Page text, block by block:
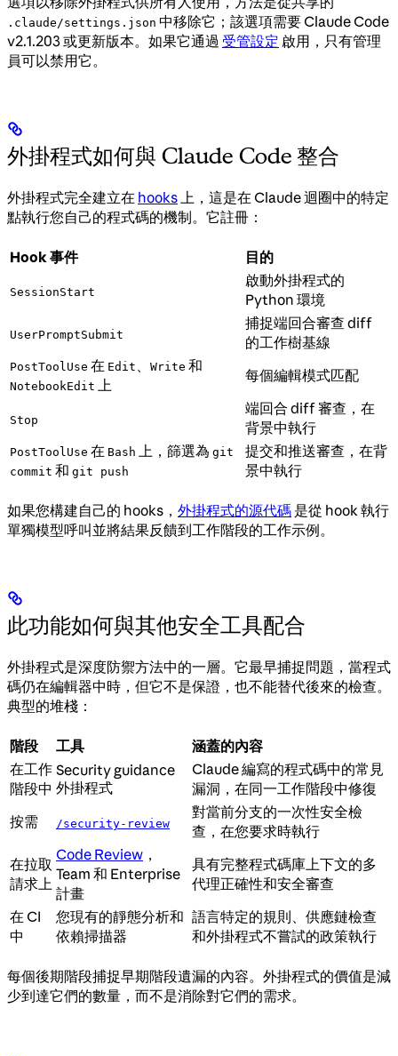
.claude/settings.json 中移除它；該選項需要 Claude Code
v2.1.203 或更新版本。如果它通過 受管設定 啟用，只有管理
員可以禁用它。
外掛程式如何與 Claude Code 整合
外掛程式完全建立在 hooks 上，這是在 Claude 迴圈中的特定
點執行您自己的程式碼的機制。它註冊：
Hook 事件 目的
SessionStart
啟動外掛程式的
Python 環境
UserPromptSubmit
捕捉端回合審查 diff
的工作樹基線
PostToolUse 在 Edit Write 和
NotebookEdit 上
每個編輯模式匹配
Stop
端回合 diff 審查，在
背景中執行
PostToolUse 在 Bash 上，篩選為 git
commit 和 git push
提交和推送審查，在背
景中執行
如果您構建自己的 hooks， 外掛程式的源代碼 是從 hook 執行
單獨模型呼叫並將結果反饋到工作階段的工作示例。
此功能如何與其他安全工具配合
外掛程式是深度防禦方法中的一層。它最早捕捉問題，當程式
碼仍在編輯器中時，但它不是保證，也不能替代後來的檢查。
典型的堆棧：
階段 工具
涵蓋的內容
在工作
階段中
Security guidance
外掛程式
Claude 編寫的程式碼中的常見
漏洞，在同一工作階段中修復
按需
/security-review
對當前分支的一次性安全檢
查，在您要求時執行
在拉取
請求上
Code Review ，
Team 和 Enterprise
計畫
具有完整程式碼庫上下文的多
代理正確性和安全審查
在 CI
中
您現有的靜態分析和
依賴掃描器
語言特定的規則、供應鏈檢查
和外掛程式不嘗試的政策執行
每個後期階段捕捉早期階段遺漏的內容。外掛程式的價值是減
少到達它們的數量，而不是消除對它們的需求。